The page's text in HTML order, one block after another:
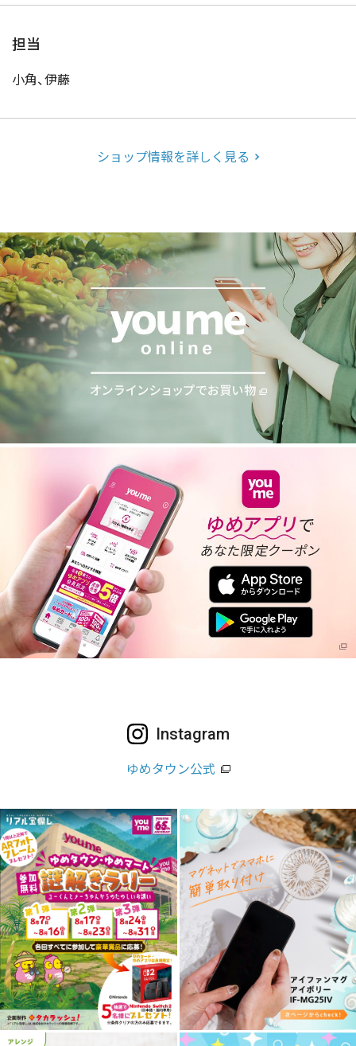
担当
小角、伊藤
ショップ情報を詳しく見る
Instagram
ゆめタウン公式